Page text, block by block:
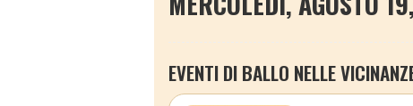
EVENTI DI BALLO NELLE